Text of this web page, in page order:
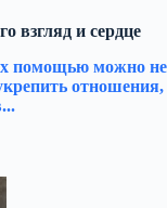
взгляд и сердце
помощью можно не
отношения,